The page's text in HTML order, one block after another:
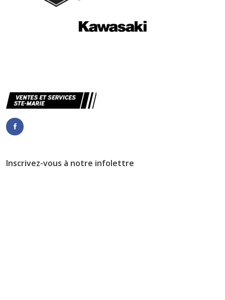
Inscrivez-vous à notre infolettre